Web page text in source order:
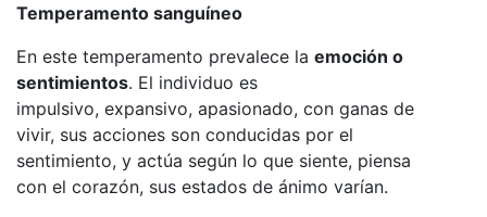
Temperamento sanguíneo
En este temperamento prevalece la emoción o
sentimientos. El individuo es
impulsivo, expansivo, apasionado, con ganas de
vivir, sus acciones son conducidas por el
sentimiento, y actúa según lo que siente, piensa
con el corazón, sus estados de ánimo varían.